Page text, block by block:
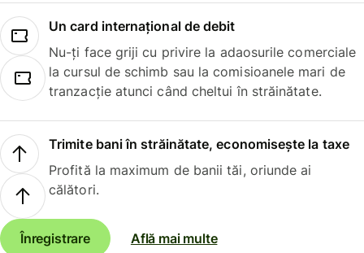
Un card internațional de debit
Nu-ți face griji cu privire la adaosurile comerciale
la cursul de schimb sau la comisioanele mari de
tranzacție atunci când cheltui în străinătate.
Trimite bani în străinătate, economisește la taxe
Profită la maximum de banii tăi, oriunde ai
călători.
Înregistrare Află mai multe